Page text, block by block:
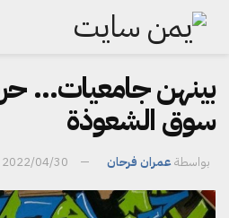
بينهن جامعيات…
سوق الشعوذة
بواسطةعمران فرحان 2022/04/30